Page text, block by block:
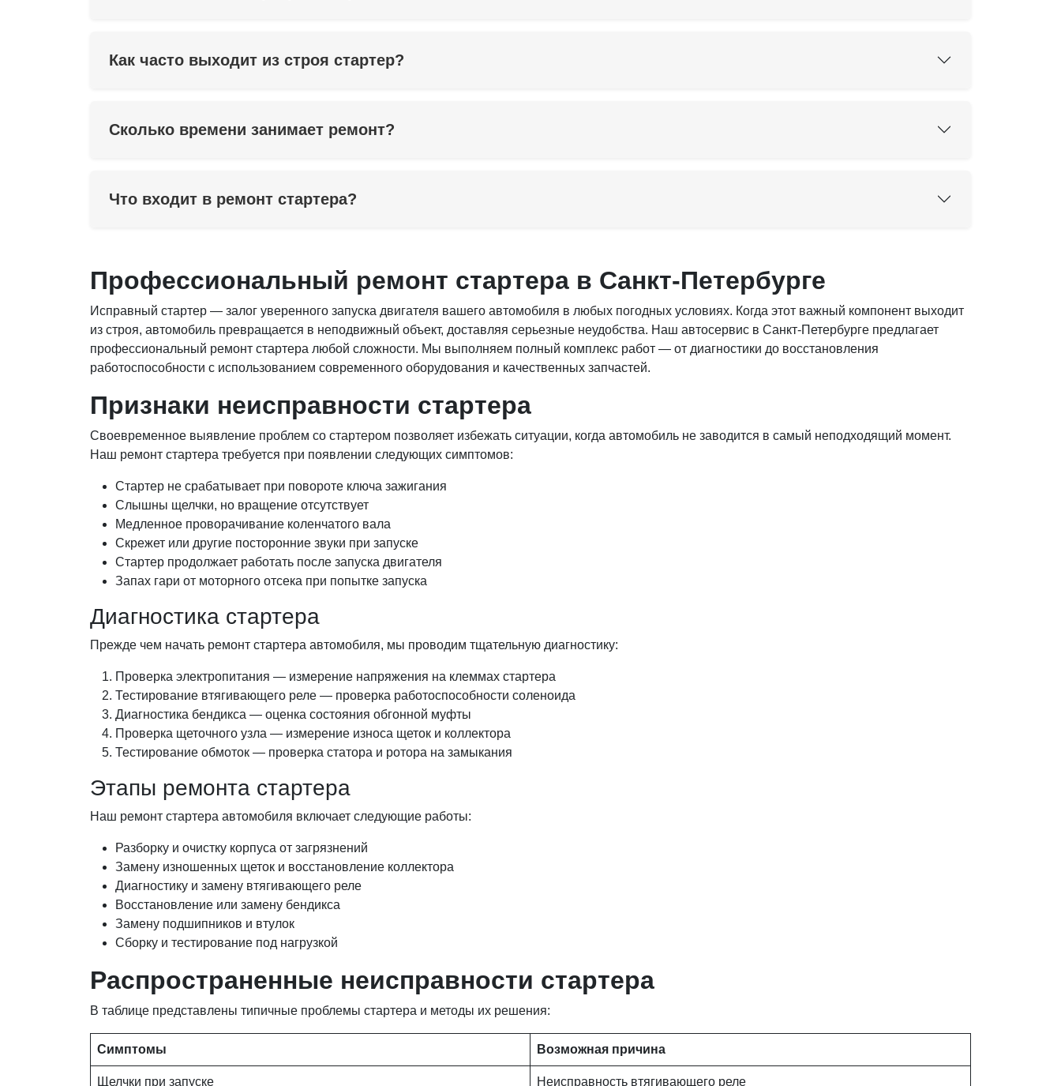
Как часто выходит из строя стартер?
Сколько времени занимает ремонт?
Что входит в ремонт стартера?
Профессиональный ремонт стартера в Санкт-Петербурге
Исправный стартер — залог уверенного запуска двигателя вашего автомобиля в любых погодных условиях. Когда этот важный компонент выходит
из строя, автомобиль превращается в неподвижный объект, доставляя серьезные неудобства. Наш автосервис в Санкт-Петербурге предлагает
профессиональный ремонт стартера любой сложности. Мы выполняем полный комплекс работ — от диагностики до восстановления
работоспособности с использованием современного оборудования и качественных запчастей.
Признаки неисправности стартера
Своевременное выявление проблем со стартером позволяет избежать ситуации, когда автомобиль не заводится в самый неподходящий момент.
Наш ремонт стартера требуется при появлении следующих симптомов:
Стартер не срабатывает при повороте ключа зажигания
Слышны щелчки, но вращение отсутствует
Медленное проворачивание коленчатого вала
Скрежет или другие посторонние звуки при запуске
Стартер продолжает работать после запуска двигателя
Запах гари от моторного отсека при попытке запуска
Диагностика стартера
Прежде чем начать ремонт стартера автомобиля, мы проводим тщательную диагностику:
Проверка электропитания — измерение напряжения на клеммах стартера
Тестирование втягивающего реле — проверка работоспособности соленоида
Диагностика бендикса — оценка состояния обгонной муфты
Проверка щеточного узла — измерение износа щеток и коллектора
Тестирование обмоток — проверка статора и ротора на замыкания
Этапы ремонта стартера
Наш ремонт стартера автомобиля включает следующие работы:
Разборку и очистку корпуса от загрязнений
Замену изношенных щеток и восстановление коллектора
Диагностику и замену втягивающего реле
Восстановление или замену бендикса
Замену подшипников и втулок
Сборку и тестирование под нагрузкой
Распространенные неисправности стартера
В таблице представлены типичные проблемы стартера и методы их решения:
Симптомы Возможная причина
Щелчки при запуске Неисправность втягивающего реле